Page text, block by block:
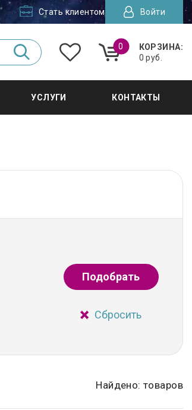
Стать клиентом Войти
0
КОРЗИНА:
0 руб.
УСЛУГИ КОНТАКТЫ
Подобрать
Сбросить
Найдено: товаров